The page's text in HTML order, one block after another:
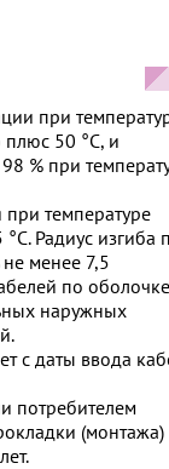
при
50 °С, и
% при
температуре
Радиус изгиба
менее 7,5
по
наружных
с даты ввода
потребителем
(монтажа)